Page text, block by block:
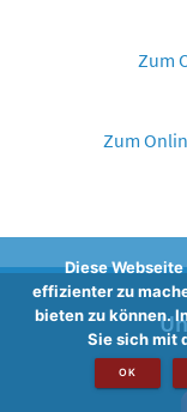
Zum
Zum
Diese
effizienter zu
bieten zu können.
Sie sich mit
OK